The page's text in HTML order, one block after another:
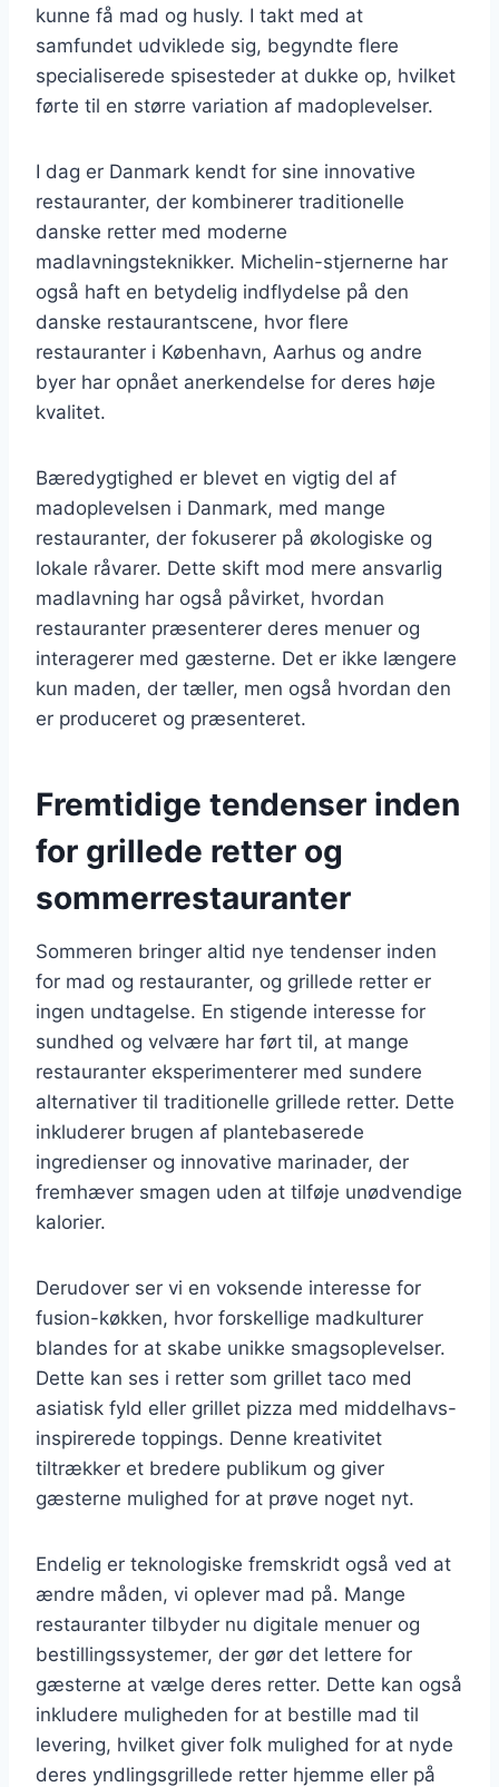
kunne få mad og husly. I takt med at
samfundet udviklede sig, begyndte flere
specialiserede spisesteder at dukke op, hvilket
førte til en større variation af madoplevelser.
I dag er Danmark kendt for sine innovative
restauranter, der kombinerer traditionelle
danske retter med moderne
madlavningsteknikker. Michelin-stjernerne har
også haft en betydelig indflydelse på den
danske restaurantscene, hvor flere
restauranter i København, Aarhus og andre
byer har opnået anerkendelse for deres høje
kvalitet.
Bæredygtighed er blevet en vigtig del af
madoplevelsen i Danmark, med mange
restauranter, der fokuserer på økologiske og
lokale råvarer. Dette skift mod mere ansvarlig
madlavning har også påvirket, hvordan
restauranter præsenterer deres menuer og
interagerer med gæsterne. Det er ikke længere
kun maden, der tæller, men også hvordan den
er produceret og præsenteret.
Fremtidige tendenser inden
for grillede retter og
sommerrestauranter
Sommeren bringer altid nye tendenser inden
for mad og restauranter, og grillede retter er
ingen undtagelse. En stigende interesse for
sundhed og velvære har ført til, at mange
restauranter eksperimenterer med sundere
alternativer til traditionelle grillede retter. Dette
inkluderer brugen af plantebaserede
ingredienser og innovative marinader, der
fremhæver smagen uden at tilføje unødvendige
kalorier.
Derudover ser vi en voksende interesse for
fusion-køkken, hvor forskellige madkulturer
blandes for at skabe unikke smagsoplevelser.
Dette kan ses i retter som grillet taco med
asiatisk fyld eller grillet pizza med middelhavs-
inspirerede toppings. Denne kreativitet
tiltrækker et bredere publikum og giver
gæsterne mulighed for at prøve noget nyt.
Endelig er teknologiske fremskridt også ved at
ændre måden, vi oplever mad på. Mange
restauranter tilbyder nu digitale menuer og
bestillingssystemer, der gør det lettere for
gæsterne at vælge deres retter. Dette kan også
inkludere muligheden for at bestille mad til
levering, hvilket giver folk mulighed for at nyde
deres yndlingsgrillede retter hjemme eller på